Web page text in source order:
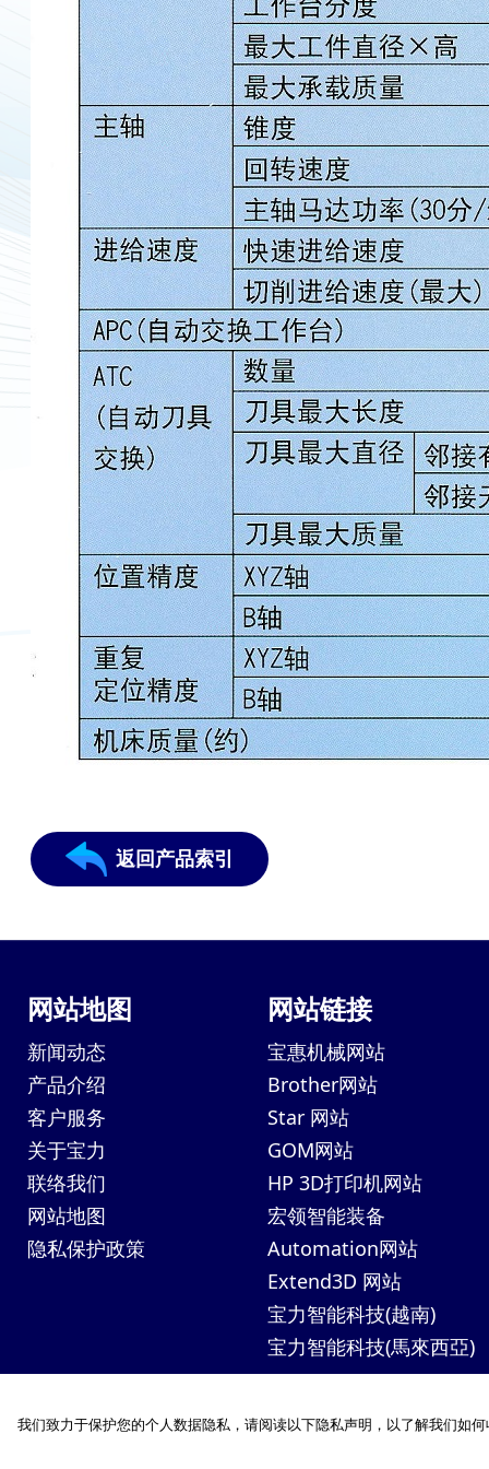
返回产品索引
网站地图
新闻动态
产品介绍
客户服务
关于宝力
联络我们
网站地图
隐私保护政策
网站链接
宝惠机械网站
Brother网站
Star 网站
GOM网站
HP 3D打印机网站
宏领智能装备
Automation网站
Extend3D 网站
宝力智能科技(越南)
宝力智能科技(馬來西亞)
我们致力于保护您的个人数据隐私，请阅读以下隐私声明，以了解我们如